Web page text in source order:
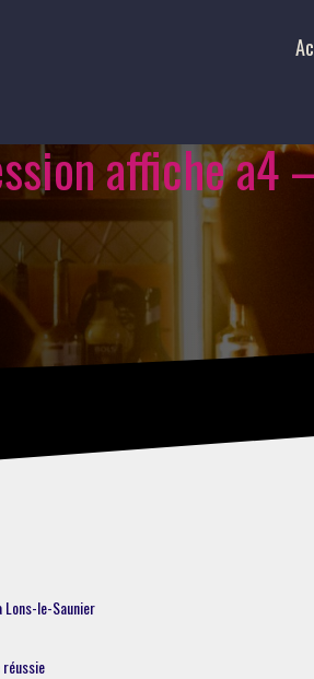
affiche a4
Lons-le-Saunier
réussie